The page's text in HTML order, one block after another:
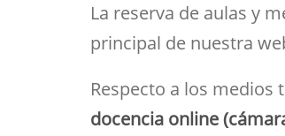
La reserva de aulas y
principal de nuestra
Respecto a los medios
docencia online